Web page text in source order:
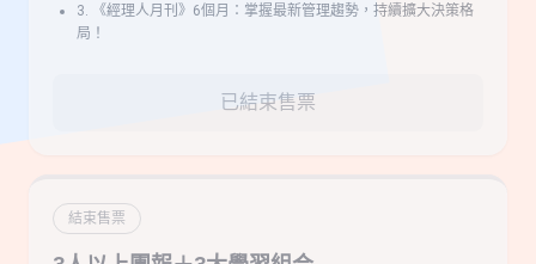
3. 《經理人月刊》6個月：掌握最新管理趨勢，持續擴大決策格
局！
已結束售票
結束售票